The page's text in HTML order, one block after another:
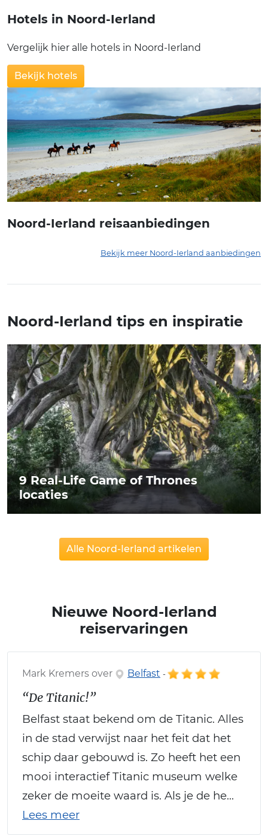
Hotels in Noord-Ierland
Vergelijk hier alle hotels in Noord-Ierland
Bekijk hotels
Noord-Ierland reisaanbiedingen
Bekijk meer Noord-Ierland aanbiedingen
Noord-Ierland tips en inspiratie
9 Real-Life Game of Thrones
locaties
Alle Noord-Ierland artikelen
Nieuwe Noord-Ierland
reiservaringen
Mark Kremers over Belfast -
“De Titanic!”
Belfast staat bekend om de Titanic. Alles
in de stad verwijst naar het feit dat het
schip daar gebouwd is. Zo heeft het een
mooi interactief Titanic museum welke
zeker de moeite waard is. Als je de he...
Lees meer